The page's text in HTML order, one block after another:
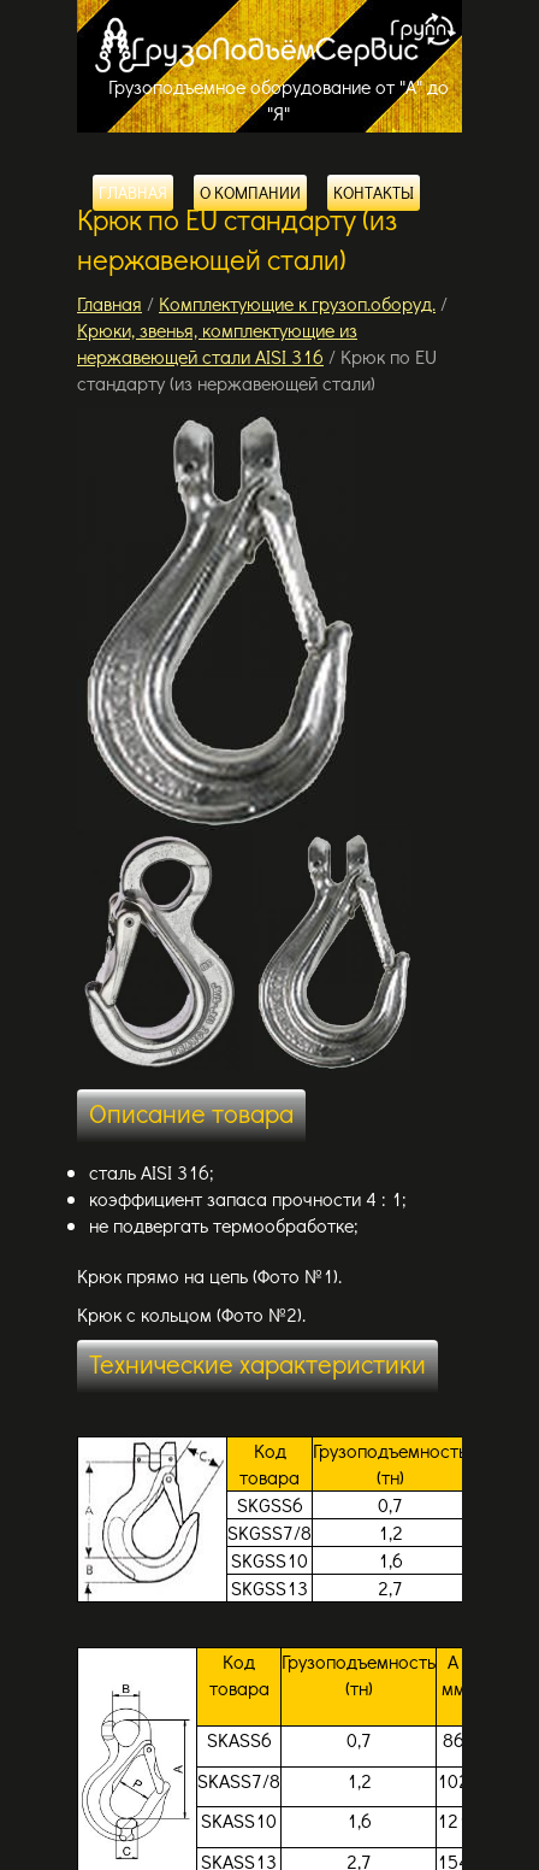
Грузоподъемное оборудование от "А" до
"Я"
ГЛАВНАЯ О КОМПАНИИ КОНТАКТЫ
Крюк по EU стандарту (из
нержавеющей стали)
Главная / Комплектующие к грузоп.оборуд. /
Крюки, звенья, комплектующие из
нержавеющей стали AISI 316 / Крюк по EU
стандарту (из нержавеющей стали)
Описание товара
сталь AISI 316;
коэффициент запаса прочности 4 : 1;
не подвергать термообработке;
Крюк прямо на цепь (Фото №1).
Крюк с кольцом (Фото №2).
Технические характеристики
Код
товара
Грузоподъемность
(тн)
SKGSS6
0,7
SKGSS7/8
1,2
SKGSS10
1,6
SKGSS13
2,7
Код
товара
Грузоподъемность
(тн)
A
мм
SKASS6 0,7 86
SKASS7/8
1,2 102
SKASS10
1,6 121
SKASS13
2,7 154